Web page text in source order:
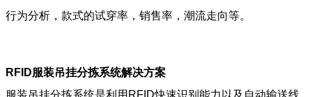
行为分析，款式的试穿率，销售率，潮流走向等。
RFID服装吊挂分拣系统解决方案
服装吊挂分拣系统是利用RFID快速识别能力以及自动输送线